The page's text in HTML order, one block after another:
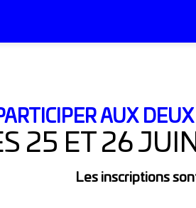
AUX
25 ET 26
Les inscriptions